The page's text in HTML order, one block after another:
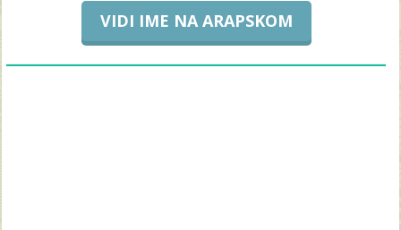
VIDI IME NA ARAPSKOM